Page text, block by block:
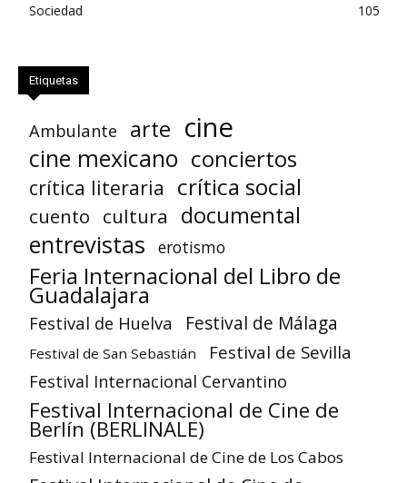
Sociedad
105
Etiquetas
Ambulante arte cine
cine mexicano conciertos
crítica literaria crítica social
cuento cultura documental
entrevistas erotismo
Feria Internacional del Libro de
Guadalajara
Festival de Huelva Festival de Málaga
Festival de San Sebastián Festival de Sevilla
Festival Internacional Cervantino
Festival Internacional de Cine de
Berlín (BERLINALE)
Festival Internacional de Cine de Los Cabos